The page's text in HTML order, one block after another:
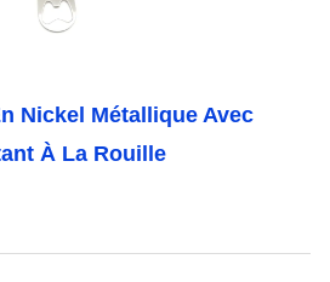
Nickel Métallique Avec
À La Rouille